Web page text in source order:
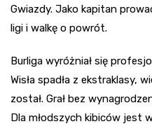
Gwiazdy. Jako kapitan
ligi i walkę o powrót.
Burliga wyróżniał się
Wisła spadła z ekstraklasy,
został. Grał bez
Dla młodszych kibiców jest